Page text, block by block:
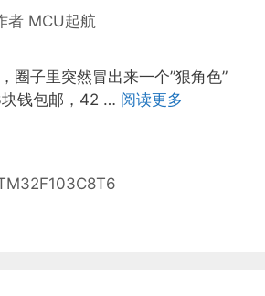
者 MCU起航
圈子里突然冒出来一个”狠角色”
钱包邮，42 … 阅读更多